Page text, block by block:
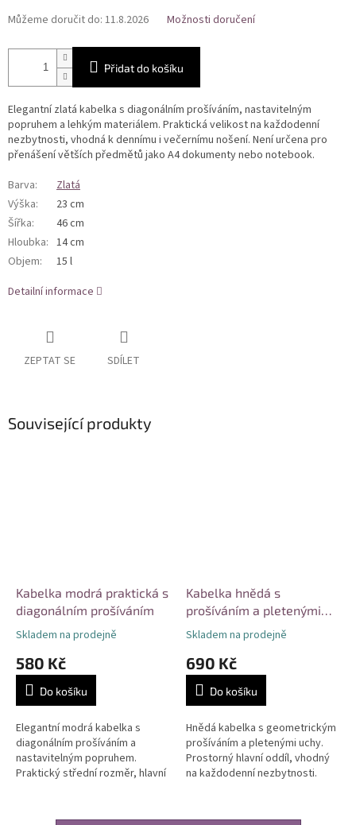
Můžeme doručit do: 11.8.2026 Možnosti doručení
Přidat do košíku
Elegantní zlatá kabelka s diagonálním prošíváním, nastavitelným
popruhem a lehkým materiálem. Praktická velikost na každodenní
nezbytnosti, vhodná k dennímu i večernímu nošení. Není určena pro
přenášení větších předmětů jako A4 dokumenty nebo notebook.
Barva:
Zlatá
Výška:
23 cm
Šířka:
46 cm
Hloubka: 14 cm
Objem:
15 l
Detailní informace
ZEPTAT SE SDÍLET
Související produkty
Kabelka modrá praktická s
diagonálním prošíváním
Skladem na prodejně
580 Kč
Do košíku
Elegantní modrá kabelka s
diagonálním prošíváním a
nastavitelným popruhem.
Praktický střední rozměr, hlavní
Kabelka hnědá s
prošíváním a pletenými
uchy
Skladem na prodejně
690 Kč
Do košíku
Hnědá kabelka s geometrickým
prošíváním a pletenými uchy.
Prostorný hlavní oddíl, vhodný
na každodenní nezbytnosti.